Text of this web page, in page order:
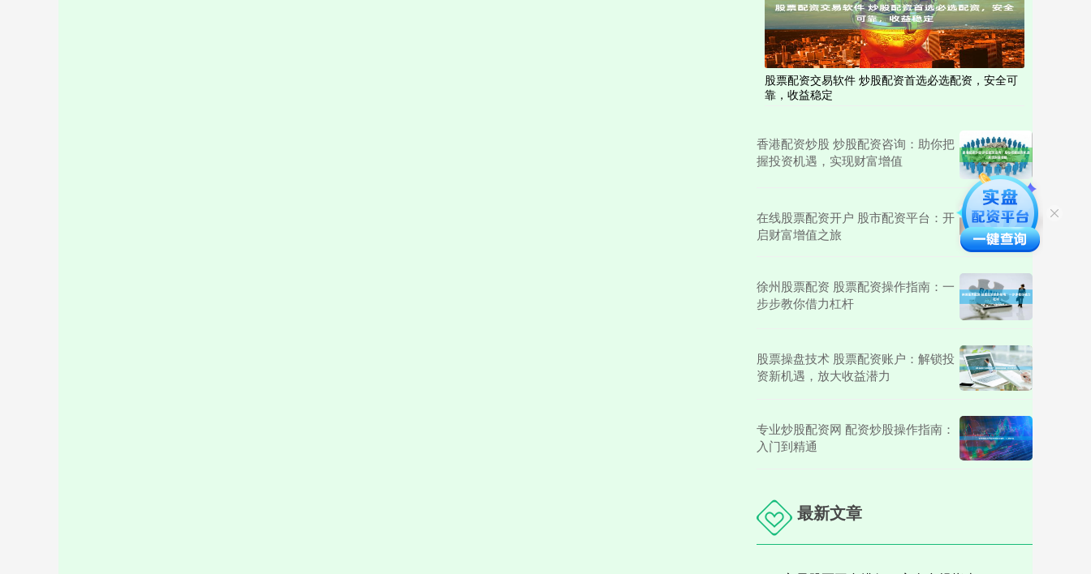
股票配资交易软件 炒股配资首选必选配资，安全可
靠，收益稳定
香港配资炒股 炒股配资咨询：助你把
握投资机遇，实现财富增值
在线股票配资开户 股市配资平台：开
启财富增值之旅
徐州股票配资 股票配资操作指南：一
步步教你借力杠杆
股票操盘技术 股票配资账户：解锁投
资新机遇，放大收益潜力
专业炒股配资网 配资炒股操作指南：
入门到精通
最新文章